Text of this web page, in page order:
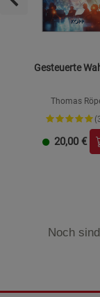
Gesteuerte
Thomas
20,00 €
Noch